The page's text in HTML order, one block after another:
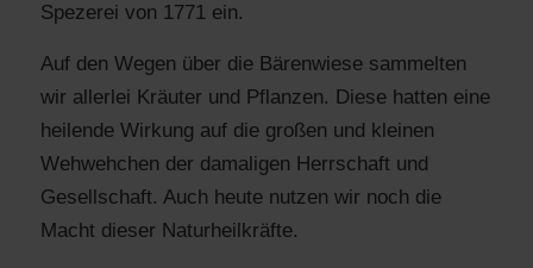
Spezerei von 1771 ein.
Auf den Wegen über die Bärenwiese sammelten
wir allerlei Kräuter und Pflanzen. Diese hatten eine
heilende Wirkung auf die großen und kleinen
Wehwehchen der damaligen Herrschaft und
Gesellschaft. Auch heute nutzen wir noch die
Macht dieser Naturheilkräfte.